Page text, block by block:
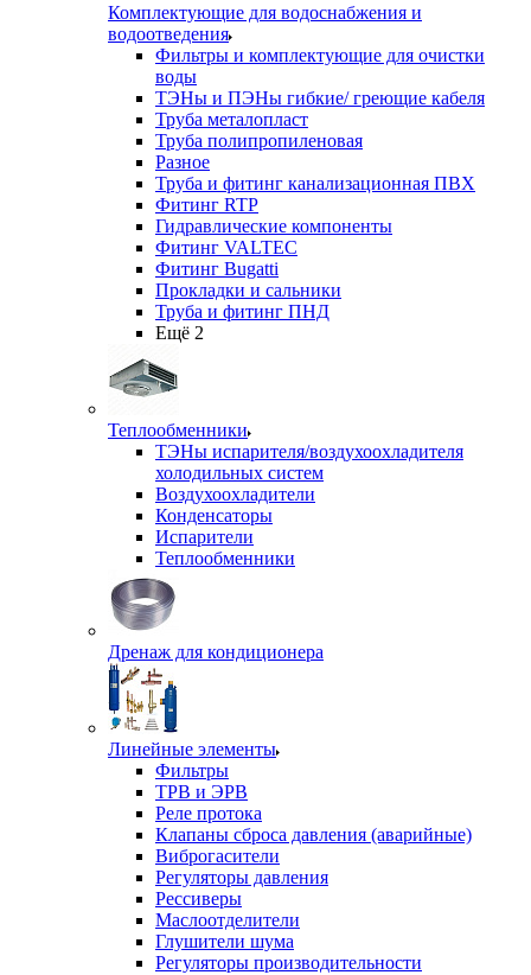
Комплектующие для водоснабжения и
водоотведения
Фильтры и комплектующие для очистки
воды
ТЭНы и ПЭНы гибкие/ греющие кабеля
Труба металопласт
Труба полипропиленовая
Разное
Труба и фитинг канализационная ПВХ
Фитинг RTP
Гидравлические компоненты
Фитинг VALTEC
Фитинг Bugatti
Прокладки и сальники
Труба и фитинг ПНД
Ещё 2
Теплообменники
ТЭНы испарителя/воздухоохладителя
холодильных систем
Воздухоохладители
Конденсаторы
Испарители
Теплообменники
Дренаж для кондиционера
Линейные элементы
Фильтры
ТРВ и ЭРВ
Реле протока
Клапаны сброса давления (аварийные)
Виброгасители
Регуляторы давления
Рессиверы
Маслоотделители
Глушители шума
Регуляторы производительности